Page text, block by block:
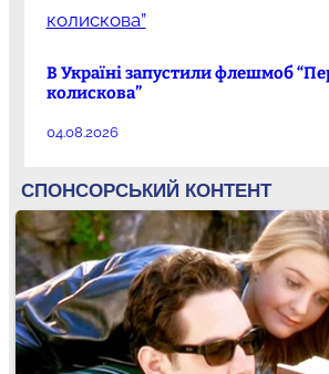
В Україні запустили флешмоб
колискова”
04.08.2026